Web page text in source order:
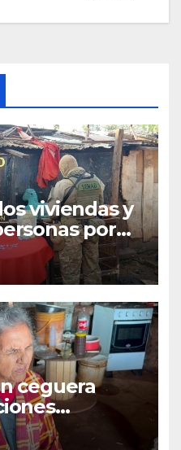
viviendas y
por
en
ceguera
impulsan